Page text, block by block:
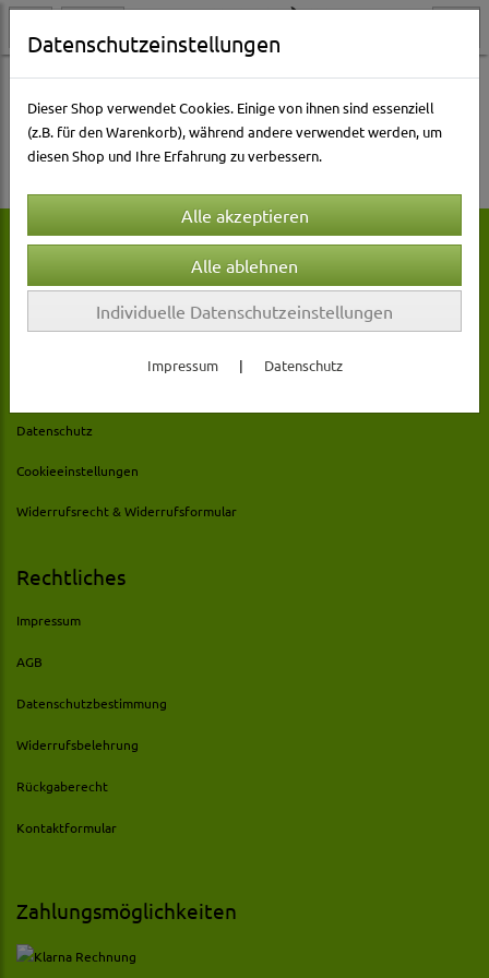
Gartenwelt Gartenpflege
Rechtliches
Datenschutz
Cookieeinstellungen
Widerrufsrecht & Widerrufsformular
Rechtliches
Impressum
AGB
Datenschutzbestimmung
Widerrufsbelehrung
Rückgaberecht
Kontaktformular
Zahlungsmöglichkeiten
Datenschutzeinstellungen
Dieser Shop verwendet Cookies. Einige von ihnen sind essenziell
(z.B. für den Warenkorb), während andere verwendet werden, um
diesen Shop und Ihre Erfahrung zu verbessern.
Individuelle Datenschutzeinstellungen
Impressum | Datenschutz